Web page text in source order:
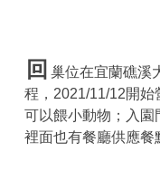
回 巢位在宜蘭礁溪
程，2021/11/12開始
可以餵小動物；入園
裡面也有餐廳供應餐